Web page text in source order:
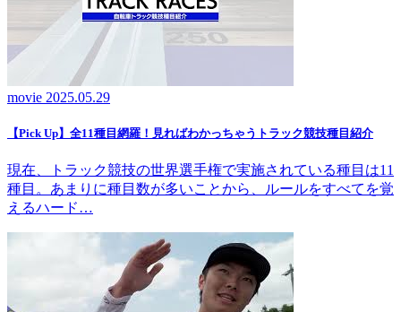
movie 2025.05.29
【Pick Up】全11種目網羅！見ればわかっちゃうトラック競技種目紹介
現在、トラック競技の世界選手権で実施されている種目は11
種目。あまりに種目数が多いことから、ルールをすべてを覚
えるハード…